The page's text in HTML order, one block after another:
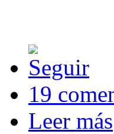
19
Leer más